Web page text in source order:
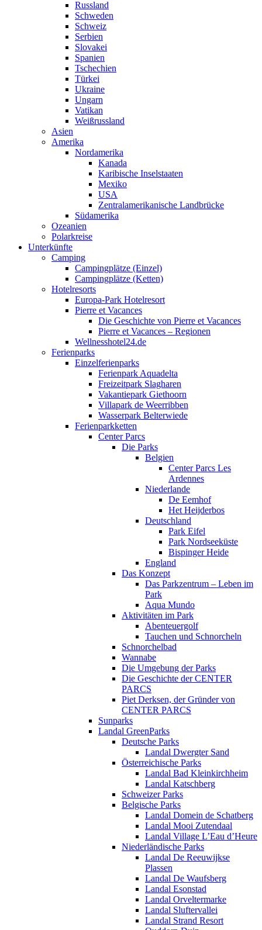
Russland
Schweden
Schweiz
Serbien
Slovakei
Spanien
Tschechien
Türkei
Ukraine
Ungarn
Vatikan
Weißrussland
Asien
Amerika
Nordamerika
Kanada
Karibische Inselstaaten
Mexiko
USA
Zentralamerikanische Landbrücke
Südamerika
Ozeanien
Polarkreise
Unterkünfte
Camping
Campingplätze (Einzel)
Campingplätze (Ketten)
Hotelresorts
Europa-Park Hotelresort
Pierre et Vacances
Die Geschichte von Pierre et Vacances
Pierre et Vacances – Regionen
Wellnesshotel24.de
Ferienparks
Einzelferienparks
Ferienpark Aquadelta
Freizeitpark Slagharen
Vakantiepark Giethoorn
Villapark de Weerribben
Wasserpark Belterwiede
Ferienparkketten
Center Parcs
Die Parks
Belgien
Center Parcs Les
Ardennes
Niederlande
De Eemhof
Het Heijderbos
Deutschland
Park Eifel
Park Nordseeküste
Bispinger Heide
England
Das Konzept
Das Parkzentrum – Leben im
Park
Aqua Mundo
Aktivitäten im Park
Abenteuergolf
Tauchen und Schnorcheln
Schnorchelbad
Wannabe
Die Umgebung der Parks
Die Geschichte der CENTER
PARCS
Piet Derksen, der Gründer von
CENTER PARCS
Sunparks
Landal GreenParks
Deutsche Parks
Landal Dwergter Sand
Österreichische Parks
Landal Bad Kleinkirchheim
Landal Katschberg
Schweizer Parks
Belgische Parks
Landal Domein de Schatberg
Landal Mooi Zutendaal
Landal Village L’Eau d’Heure
Niederländische Parks
Landal De Reeuwijkse
Plassen
Landal De Waufsberg
Landal Esonstad
Landal Orveltermarke
Landal Sluftervallei
Landal Strand Resort